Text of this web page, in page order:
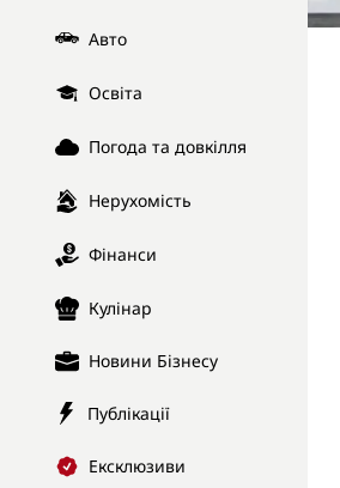
Авто
Освіта
Погода та довкілля
Нерухомість
Фінанси
Кулінар
Новини Бізнесу
Публікації
Ексклюзиви